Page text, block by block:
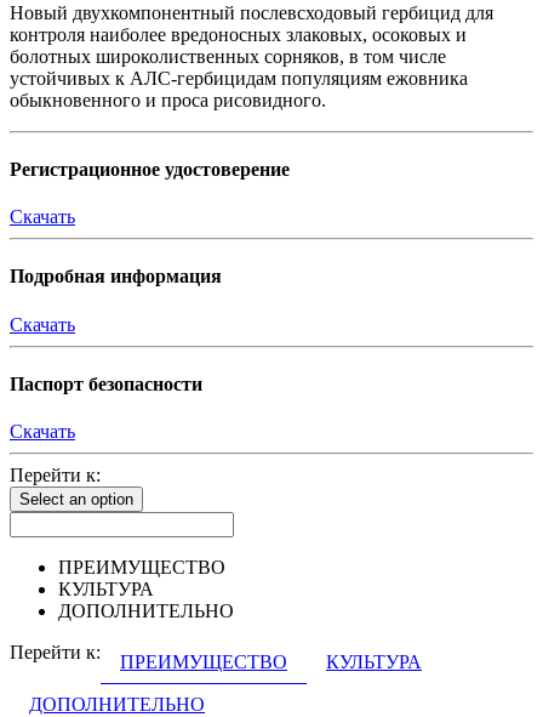
Новый двухкомпонентный послевсходовый гербицид для
контроля наиболее вредоносных злаковых, осоковых и
болотных широколиственных сорняков, в том числе
устойчивых к АЛС-гербицидам популяциям ежовника
обыкновенного и проса рисовидного.
Регистрационное удостоверение
Скачать
Подробная информация
Скачать
Паспорт безопасности
Скачать
Перейти к:
Select an option
ПРЕИМУЩЕСТВО
КУЛЬТУРА
ДОПОЛНИТЕЛЬНО
Перейти к:
ПРЕИМУЩЕСТВО КУЛЬТУРА
ДОПОЛНИТЕЛЬНО